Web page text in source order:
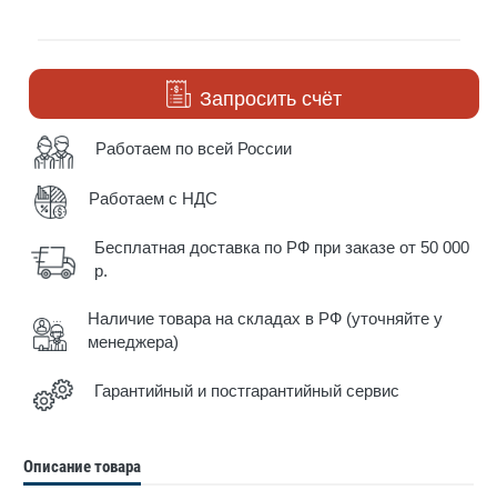
Запросить счёт
Работаем по всей России
Работаем с НДС
Бесплатная доставка по РФ при заказе от 50 000
р.
Наличие товара на складах в РФ (уточняйте у
менеджера)
Гарантийный и постгарантийный сервис
Описание товара